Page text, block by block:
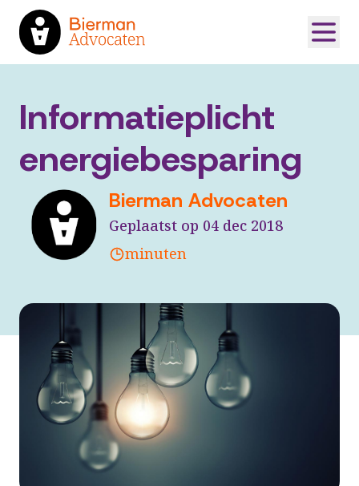
Informatieplicht
energiebesparing
Bierman Advocaten
Geplaatst op 04 dec 2018
minuten